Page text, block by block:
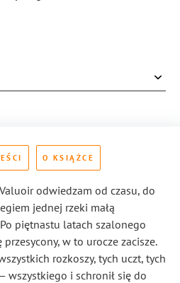
O KSIĄŻCE
odwiedzam od czasu, do
jednej rzeki małą
piętnastu latach szalonego
przesycony, w to urocze zacisze.
rozkoszy, tych uczt, tych
wszystkiego i schronił się do